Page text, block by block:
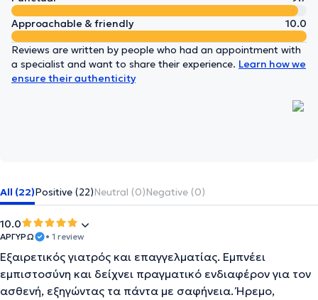
Approachable & friendly
10.0
Reviews are written by people who had an appointment with
a specialist and want to share their experience. Learn how we
ensure their authenticity
All (22)Positive (22)Neutral (0)Negative (0)
10.0
ΑΡΓΥΡΩ • 1 review
Εξαιρετικός γιατρός και επαγγελματίας. Εμπνέει
εμπιστοσύνη και δείχνει πραγματικό ενδιαφέρον για τον
ασθενή, εξηγώντας τα πάντα με σαφήνεια. Ήρεμο,